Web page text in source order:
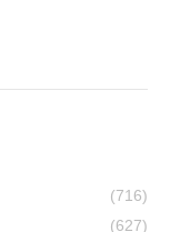
(716)
(627)